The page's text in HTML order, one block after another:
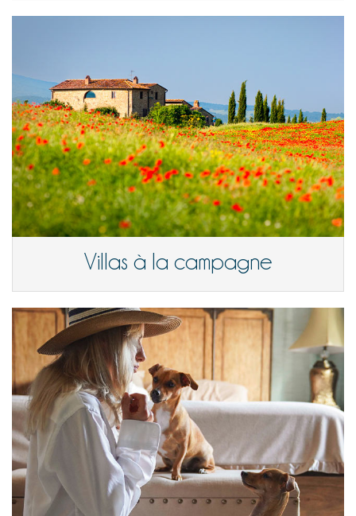
Villas à la campagne